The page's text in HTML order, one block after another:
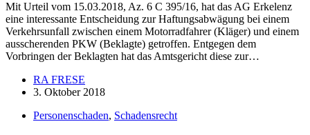
Mit Urteil vom 15.03.2018, Az. 6 C 395/16, hat das AG Erkelenz
eine interessante Entscheidung zur Haftungsabwägung bei einem
Verkehrsunfall zwischen einem Motorradfahrer (Kläger) und einem
ausscherenden PKW (Beklagte) getroffen. Entgegen dem
Vorbringen der Beklagten hat das Amtsgericht diese zur…
RA FRESE
3. Oktober 2018
Personenschaden, Schadensrecht